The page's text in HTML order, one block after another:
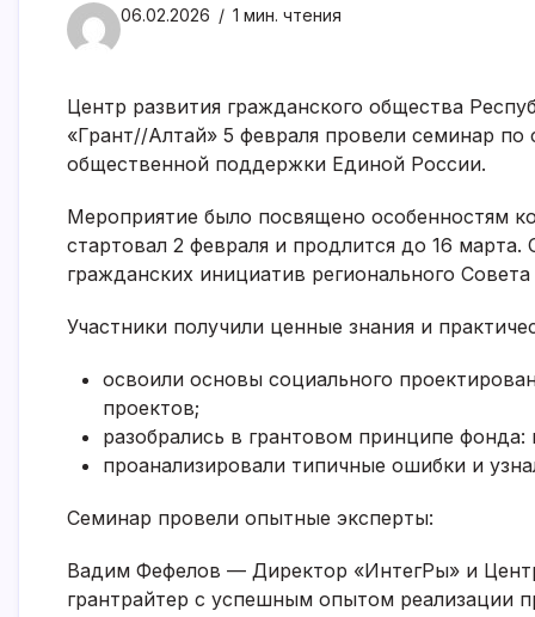
06.02.2026 1 мин. чтения
Центр развития гражданского общества
«Грант//Алтай» 5 февраля провели семинар
общественной поддержки Единой России.
Мероприятие было посвящено особенностям
стартовал 2 февраля и продлится до 16
гражданских инициатив регионального
Участники получили ценные знания и
освоили основы социального
проектов;
разобрались в грантовом принципе фонда:
проанализировали типичные ошибки и
Семинар провели опытные эксперты:
Вадим Фефелов — Директор «ИнтегРы» и
грантрайтер с успешным опытом реализации